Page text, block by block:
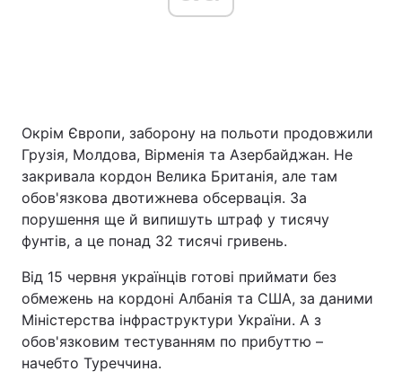
Окрім Європи, заборону на польоти продовжили
Грузія, Молдова, Вірменія та Азербайджан. Не
закривала кордон Велика Британія, але там
обов'язкова двотижнева обсервація. За
порушення ще й випишуть штраф у тисячу
фунтів, а це понад 32 тисячі гривень.
Від 15 червня українців готові приймати без
обмежень на кордоні Албанія та США, за даними
Міністерства інфраструктури України. А з
обов'язковим тестуванням по прибуттю –
начебто Туреччина.